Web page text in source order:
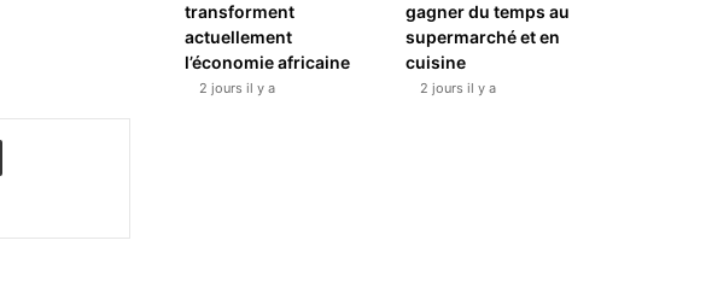
transforment
actuellement
l’économie africaine
2 jours il y a
gagner du temps au
supermarché et en
cuisine
2 jours il y a